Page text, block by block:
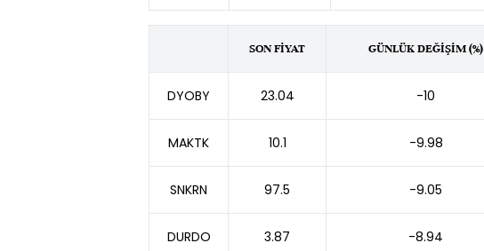
SON FİYAT GÜNLÜK DEĞİŞİM (%)
DYOBY 23.04 -10
MAKTK 10.1 -9.98
SNKRN 97.5 -9.05
DURDO 3.87 -8.94